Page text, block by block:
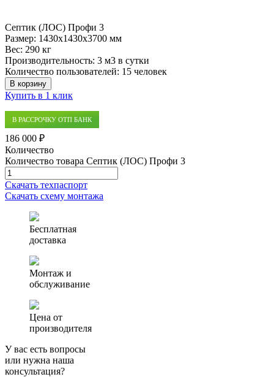
Септик (ЛОС) Профи 3
Размер: 1430x1430x3700 мм
Вес: 290 кг
Производительность: 3 м3 в сутки
Количество пользователей: 15 человек
В корзину
Купить в 1 клик
В РАССРОЧКУ ОТП БАНК
186 000 ₽
Количество
Количество товара Септик (ЛОС) Профи 3
Скачать техпаспорт
Скачать схему монтажа
Бесплатная
доставка
Монтаж и
обслуживание
Цена от
производителя
У вас есть вопросы
или нужна наша
консультация?